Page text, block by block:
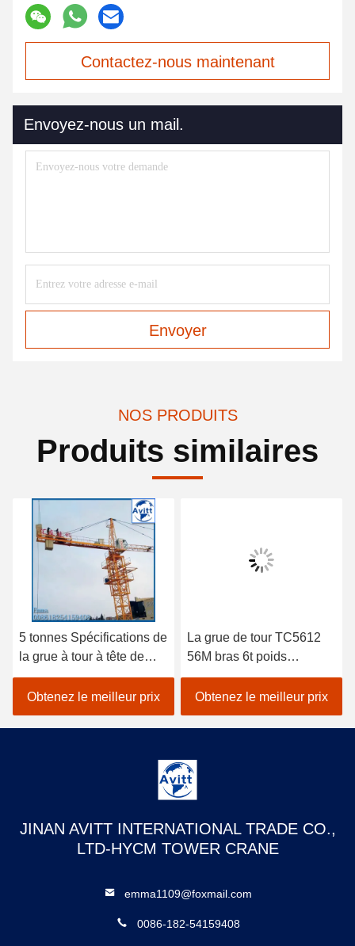
Contactez-nous maintenant
Envoyez-nous un mail.
Envoyer
NOS PRODUITS
Produits similaires
5 tonnes Spécifications de
la grue à tour à tête de
chat pour les projets de
construction civile
Obtenez le meilleur prix
La grue de tour TC5612
56M bras 6t poids
équipement de
construction de bâtiment
Obtenez le meilleur prix
JINAN AVITT INTERNATIONAL TRADE CO.,
LTD-HYCM TOWER CRANE
emma1109@foxmail.com
0086-182-54159408